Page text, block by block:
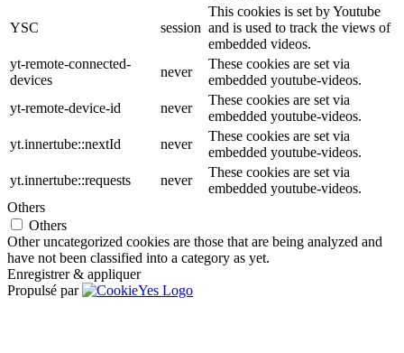
YSC session
This cookies is set by Youtube
and is used to track the views of
embedded videos.
yt-remote-connected-
devices
never
These cookies are set via
embedded youtube-videos.
yt-remote-device-id
never
These cookies are set via
embedded youtube-videos.
yt.innertube::nextId
never
These cookies are set via
embedded youtube-videos.
yt.innertube::requests
never
These cookies are set via
embedded youtube-videos.
Others
Others
Other uncategorized cookies are those that are being analyzed and
have not been classified into a category as yet.
Enregistrer & appliquer
Propulsé par